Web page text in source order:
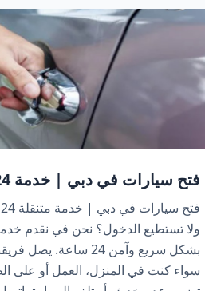
فتح سيارات في دبي | خدمة 24 ساعة اتصل الآن
ولا تستطيع الدخول؟ نحن في نقدم
بشكل سريع وآمن 24
سواء كنت في المنزل، العمل أو على